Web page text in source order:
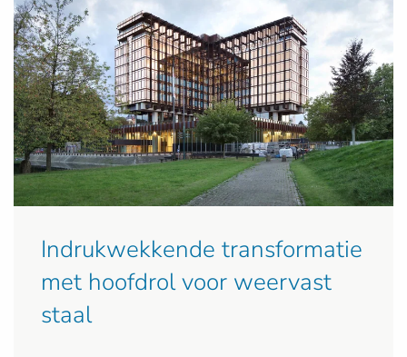
Indrukwekkende transformatie
met hoofdrol voor weervast
staal